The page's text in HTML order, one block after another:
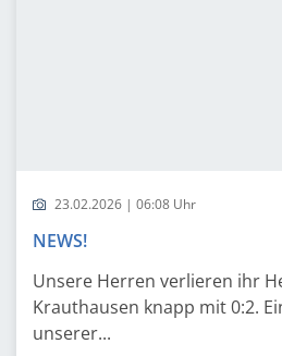
23.02.2026 | 06:08 Uhr
NEWS!
Unsere Herren verlieren ihr
Krauthausen knapp mit 0:2.
unserer...